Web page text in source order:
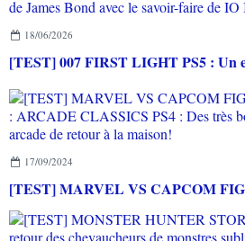
18/06/2026
17/09/2024